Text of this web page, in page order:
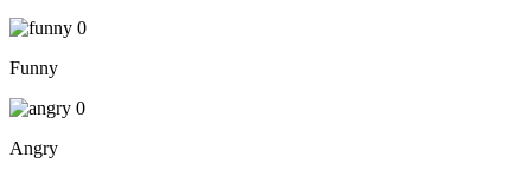
0
Funny
0
Angry